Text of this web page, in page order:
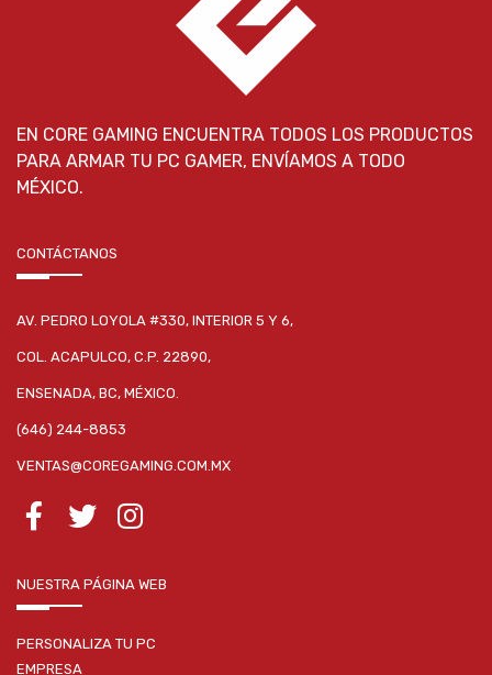
EN CORE GAMING ENCUENTRA TODOS LOS PRODUCTOS
PARA ARMAR TU PC GAMER, ENVÍAMOS A TODO
MÉXICO.
CONTÁCTANOS
AV. PEDRO LOYOLA #330, INTERIOR 5 Y 6,
COL. ACAPULCO, C.P. 22890,
ENSENADA, BC, MÉXICO.
(646) 244-8853
VENTAS@COREGAMING.COM.MX
NUESTRA PÁGINA WEB
PERSONALIZA TU PC
EMPRESA